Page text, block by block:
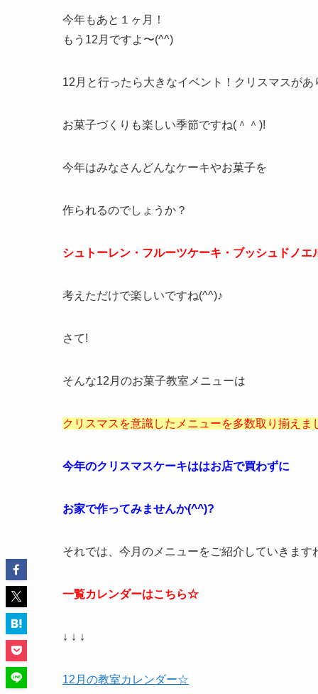
今年もあと１ヶ月！
もう12月ですよ〜(^^)
12月と行ったら大きなイベント！クリスマスがあ
お菓子づくりも楽しい季節ですね(＾＾)!
今年はみなさんどんなケーキやお菓子を
作られるのでしょうか？
シュトーレン・フルーツケーキ・ブッシュドノエ
考えただけで楽しいですね(^^)♪
さて!
そんな12月のお菓子教室メニューは
クリスマスを意識したメニューを多数取り揃えま
今年のクリスマスケーキははお店で買わずに
お家で作ってみませんか(^^)?
それでは、今月のメニューをご紹介していきま
一覧カレンダーはこちら☆
↓ ↓ ↓
12月の教室カレンダー☆